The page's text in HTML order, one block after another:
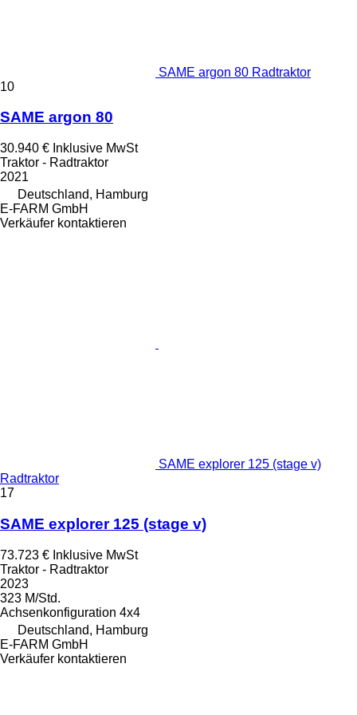
SAME argon 80 Radtraktor
10
SAME argon 80
30.940 € Inklusive MwSt
Traktor - Radtraktor
2021
Deutschland, Hamburg
E-FARM GmbH
Verkäufer kontaktieren
SAME explorer 125 (stage v)
Radtraktor
17
SAME explorer 125 (stage v)
73.723 € Inklusive MwSt
Traktor - Radtraktor
2023
323 M/Std.
Achsenkonfiguration 4x4
Deutschland, Hamburg
E-FARM GmbH
Verkäufer kontaktieren